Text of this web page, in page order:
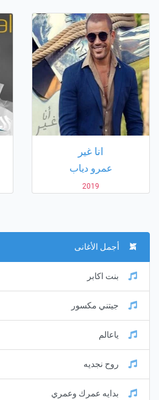
انا غير
عمرو دياب
2019
أجمل الأغانى
بنت اكابر
جيتني مكسور
ياعالم
روح نجديه
بدايه عمرك وعمري